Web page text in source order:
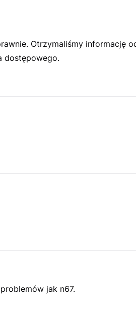
Otrzymaliśmy informację
dostępowego.
jak n67.